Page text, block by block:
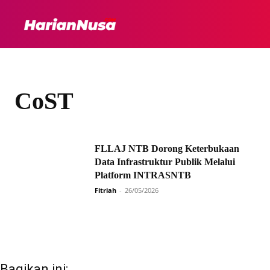
CoST
FLLAJ NTB Dorong Keterbukaan
Data Infrastruktur Publik Melalui
Platform INTRASNTB
Fitriah - 26/05/2026